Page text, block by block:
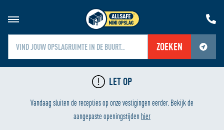
ZOEKEN
Jouw locatiediensten zijn uitgeschakeld.
Schakel jouw locatiediensten in om deze functie te gebruiken.
LET OP
Vandaag sluiten de recepties op onze vestigingen eerder. Bekijk de
aangepaste openingstijden hier
Home